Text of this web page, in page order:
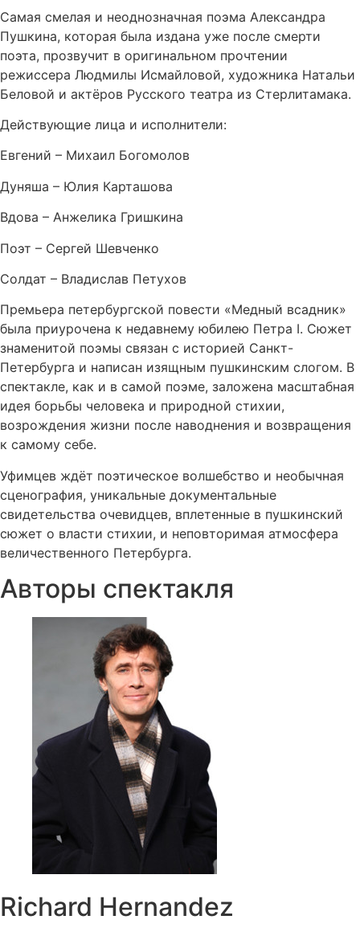
Самая смелая и неоднозначная поэма Александра
Пушкина, которая была издана уже после смерти
поэта, прозвучит в оригинальном прочтении
режиссера Людмилы Исмайловой, художника Натальи
Беловой и актёров Русского театра из Стерлитамака.
Действующие лица и исполнители:
Евгений – Михаил Богомолов
Дуняша – Юлия Карташова
Вдова – Анжелика Гришкина
Поэт – Сергей Шевченко
Солдат – Владислав Петухов
Премьера петербургской повести «Медный всадник»
была приурочена к недавнему юбилею Петра I. Сюжет
знаменитой поэмы связан с историей Санкт-
Петербурга и написан изящным пушкинским слогом. В
спектакле, как и в самой поэме, заложена масштабная
идея борьбы человека и природной стихии,
возрождения жизни после наводнения и возвращения
к самому себе.
Уфимцев ждёт поэтическое волшебство и необычная
сценография, уникальные документальные
свидетельства очевидцев, вплетенные в пушкинский
сюжет о власти стихии, и неповторимая атмосфера
величественного Петербурга.
Авторы спектакля
Richard Hernandez